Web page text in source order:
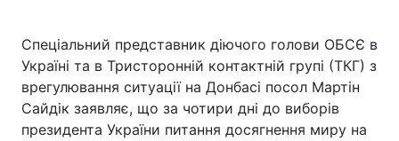
Спеціальний представник діючого голови ОБСЄ в
Україні та в Тристоронній контактній групі (ТКГ) з
врегулювання ситуації на Донбасі посол Мартін
Сайдік заявляє, що за чотири дні до виборів
президента України питання досягнення миру на